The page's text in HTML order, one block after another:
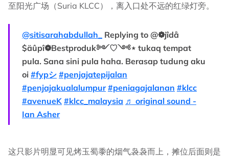
至阳光广场（Suria KLCC），离入口处不远的红绿灯旁。
@sitisarahabdullah_
Replying to @❁jîdå
$äûpî❁Bestproduk༻♡༺⋆ tukaq tempat
pula. Sana sini pula haha. Berasap tudung aku
oi #fypシ #penjajatepijalan
#penjajakualalumpur #peniagajalanan #klcc
#avenueK #klcc_malaysia ♬ original sound -
Ian Asher
这只影片明显可见烤玉蜀黍的烟气袅袅而上，摊位后面则是